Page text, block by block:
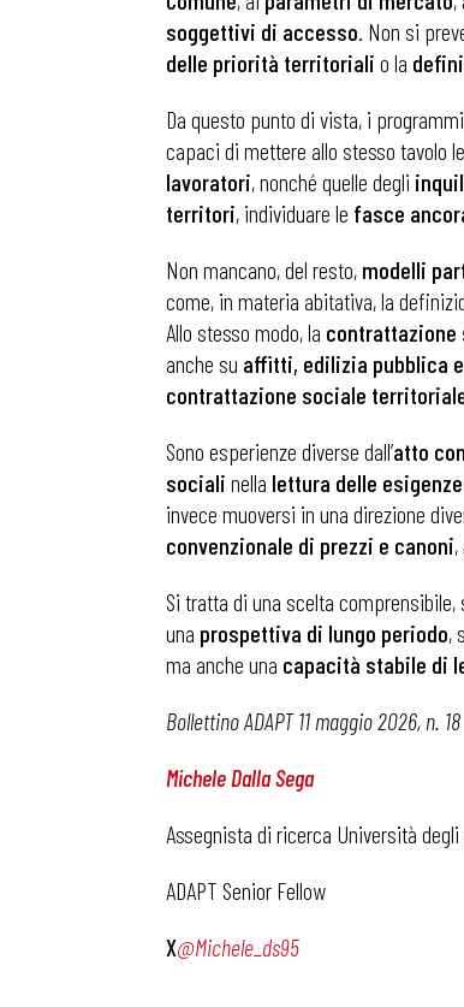
soggettivi di accesso. Non si
delle priorità territoriali o la
Da questo punto di vista, i
capaci di mettere allo stesso tavolo le
lavoratori, nonché quelle degli
territori, individuare le fasce
Non mancano, del resto, modelli
come, in materia abitativa, la
Allo stesso modo, la
anche su affitti, edilizia pubblica
contrattazione sociale
Sono esperienze diverse dall’atto
sociali nella lettura delle esigenze
invece muoversi in una direzione
convenzionale di prezzi e canoni,
Si tratta di una scelta comprensibile,
una prospettiva di lungo periodo,
ma anche una capacità stabile di
Bollettino ADAPT 11 maggio 2026, n. 18
Michele Dalla Sega
Assegnista di ricerca Università
ADAPT Senior Fellow
X@Michele_ds95